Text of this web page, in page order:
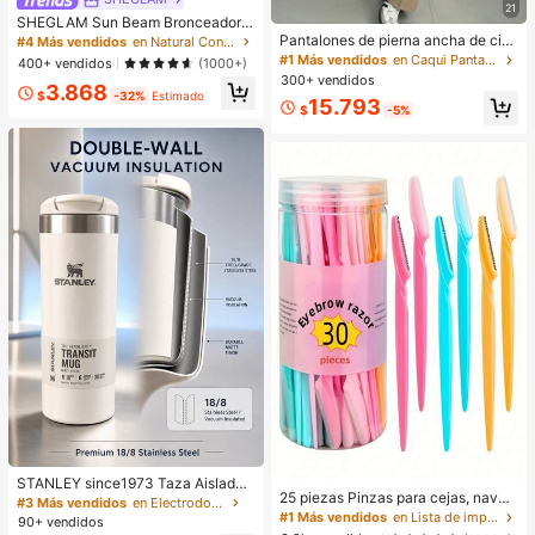
SHEGLAM Sun Beam Bronceador L
íQuido Mate-Golden Sun Marca De
Belleza CosméTica Maquillaje Para
Mujeres Y NiñAs
#4 Más vendidos
en Natural Contorno y bronceador
400+ vendidos
(1000+)
$3.868 -32% Estimado
STANLEY since1973 Taza Aislada
STANLEY, Taza de Café de Acero I
noxidable de Moda, Botella de Agu
#3 Más vendidos
en Electrodomésticos
90+ vendidos
21
Pantalones de pierna ancha de cint
ura alta y ajuste ceñido para mujer
en color caqui, estilo bohemio de c
alle, adecuados para uso casual, ir
al trabajo y vacaciones en primaver
#1 Más vendidos
en Caqui Pantalones informales
300+ vendidos
$15.793 -5%
25 piezas Pinzas para cejas, navaj
as, tijeras de mango largo, pinzas p
ara cejas de acero inoxidable, herra
#1 Más vendidos
en Lista de imprescindibles para enfermería Herram